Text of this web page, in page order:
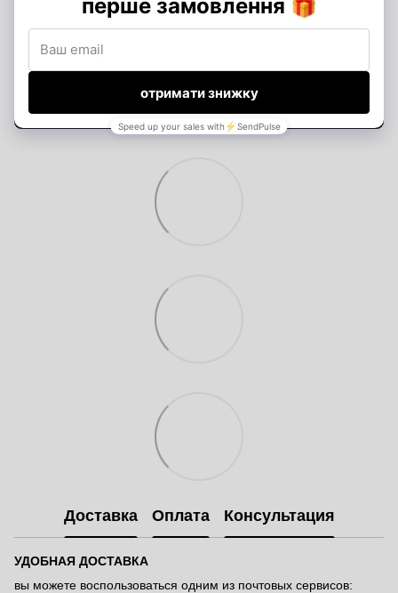
Доставка Оплата Консультация
УДОБНАЯ ДОСТАВКА
вы можете воспользоваться одним из почтовых сервисов: